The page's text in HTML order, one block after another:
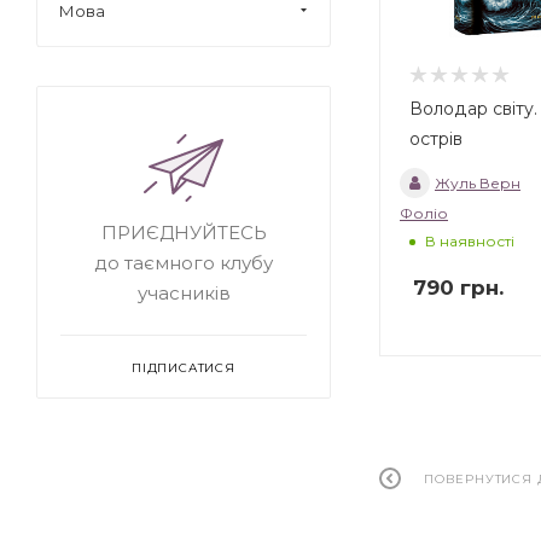
Володар
острів
Жуль Верн
Фоліо
В наявності
790 грн.
ПОВЕРНУТИСЯ
Мова
ПРИЄДНУЙТЕСЬ
до таємного клубу
учасників
ПІДПИСАТИСЯ